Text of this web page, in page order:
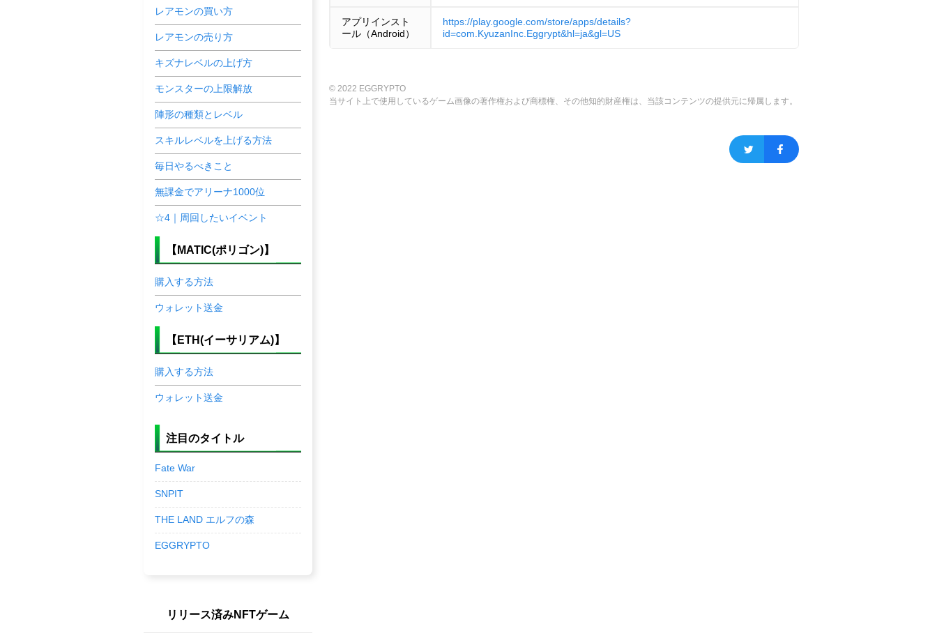
アプリインスト
ール（Android）
https://play.google.com/store/apps/details?
id=com.KyuzanInc.Eggrypt&hl=ja&gl=US
© 2022 EGGRYPTO
当サイト上で使用しているゲーム画像の著作権および商標権、その他知的財産権は、当該コンテンツの提供元に帰属します。
レアモンの買い方
レアモンの売り方
キズナレベルの上げ方
モンスターの上限解放
陣形の種類とレベル
スキルレベルを上げる方法
毎日やるべきこと
無課金でアリーナ1000位
☆4｜周回したいイベント
【MATIC(ポリゴン)】
購入する方法
ウォレット送金
【ETH(イーサリアム)】
購入する方法
ウォレット送金
注目のタイトル
Fate War
SNPIT
THE LAND エルフの森
EGGRYPTO
リリース済みNFTゲーム